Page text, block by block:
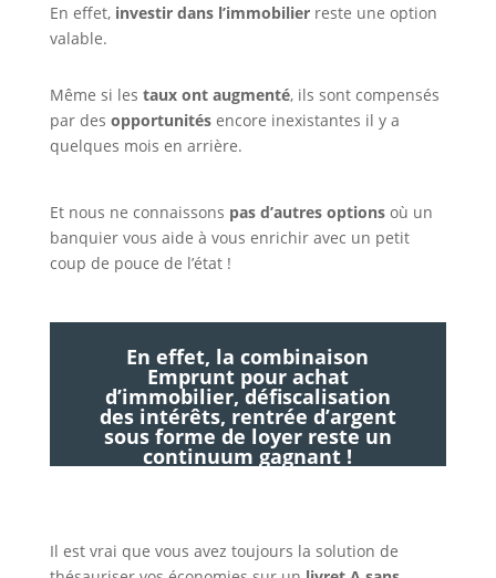
En effet, investir dans l’immobilierreste une option
valable.
Même si les taux ont augmenté, ils sont compensés
par des opportunitésencore inexistantes il y a
quelques mois en arrière.
Et nous ne connaissons pas d’autres optionsoù un
banquier vous aide à vous enrichir avec un petit
coup de pouce de l’état !
En effet, la combinaison
Emprunt pour achat
d’immobilier, défiscalisation
des intérêts, rentrée d’argent
sous forme de loyer reste un
continuum gagnant !
Il est vrai que vous avez toujours la solution de